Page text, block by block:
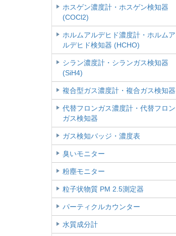
ホスゲン濃度計・ホスゲン検知器
(COCl2)
ホルムアルデヒド濃度計・ホルムア
ルデヒド検知器 (HCHO)
シラン濃度計・シランガス検知器
(SiH4)
複合型ガス濃度計・複合ガス検知器
代替フロンガス濃度計・代替フロン
ガス検知器
ガス検知バッジ・濃度表
臭いモニター
粉塵モニター
粒子状物質 PM 2.5測定器
パーティクルカウンター
水質成分計